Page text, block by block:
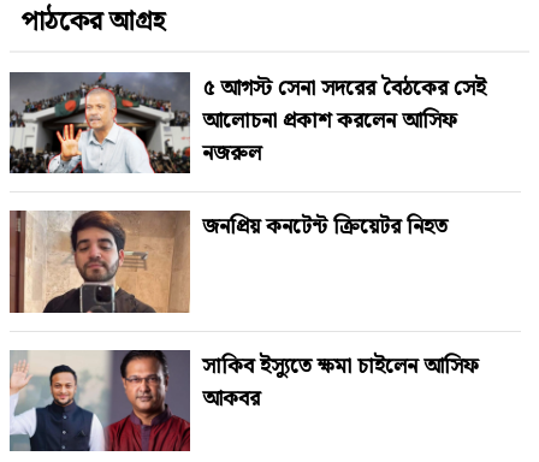
পাঠকের আগ্রহ
৫ আগস্ট সেনা সদরের বৈঠকের সেই
আলোচনা প্রকাশ করলেন আসিফ
নজরুল
জনপ্রিয় কনটেন্ট ক্রিয়েটর নিহত
সাকিব ইস্যুতে ক্ষমা চাইলেন আসিফ
আকবর